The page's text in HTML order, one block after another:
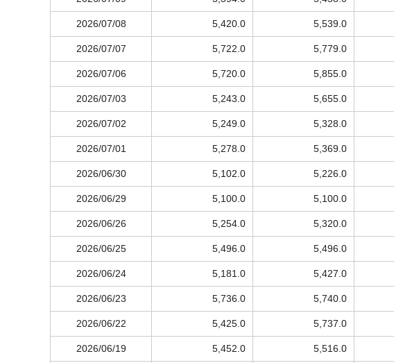
2026/07/08 5,420.0 5,539.0
2026/07/07 5,722.0 5,779.0
2026/07/06 5,720.0 5,855.0
2026/07/03 5,243.0 5,655.0
2026/07/02 5,249.0 5,328.0
2026/07/01 5,278.0 5,369.0
2026/06/30 5,102.0 5,226.0
2026/06/29 5,100.0 5,100.0
2026/06/26 5,254.0 5,320.0
2026/06/25 5,496.0 5,496.0
2026/06/24 5,181.0 5,427.0
2026/06/23 5,736.0 5,740.0
2026/06/22 5,425.0 5,737.0
2026/06/19 5,452.0 5,516.0